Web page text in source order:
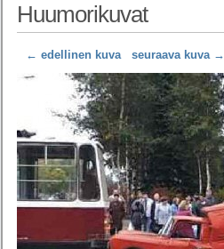
Huumorikuvat
← edellinen kuva seuraava kuva →